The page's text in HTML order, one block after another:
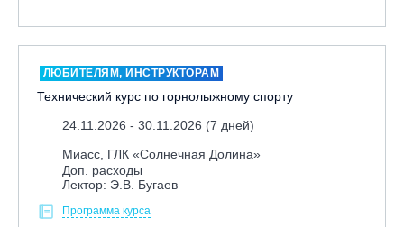
ЛЮБИТЕЛЯМ, ИНСТРУКТОРАМ
Технический курс по горнолыжному спорту
24.11.2026 - 30.11.2026 (7 дней)
Миасс, ГЛК «Солнечная Долина»
Доп. расходы
Лектор: Э.В. Бугаев
Программа курса